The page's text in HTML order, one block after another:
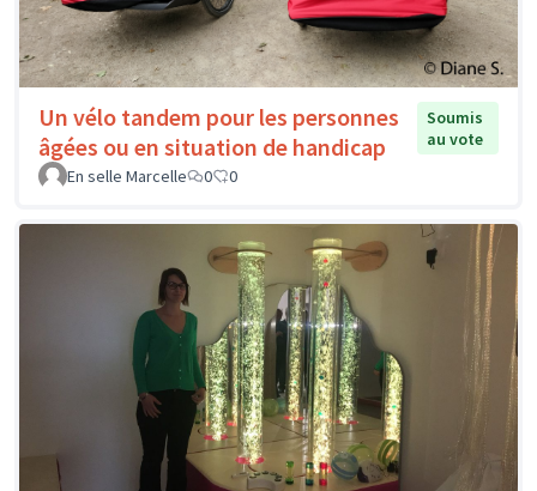
Un vélo tandem pour les personnes
âgées ou en situation de handicap
Soumis
au vote
En selle Marcelle
0 0